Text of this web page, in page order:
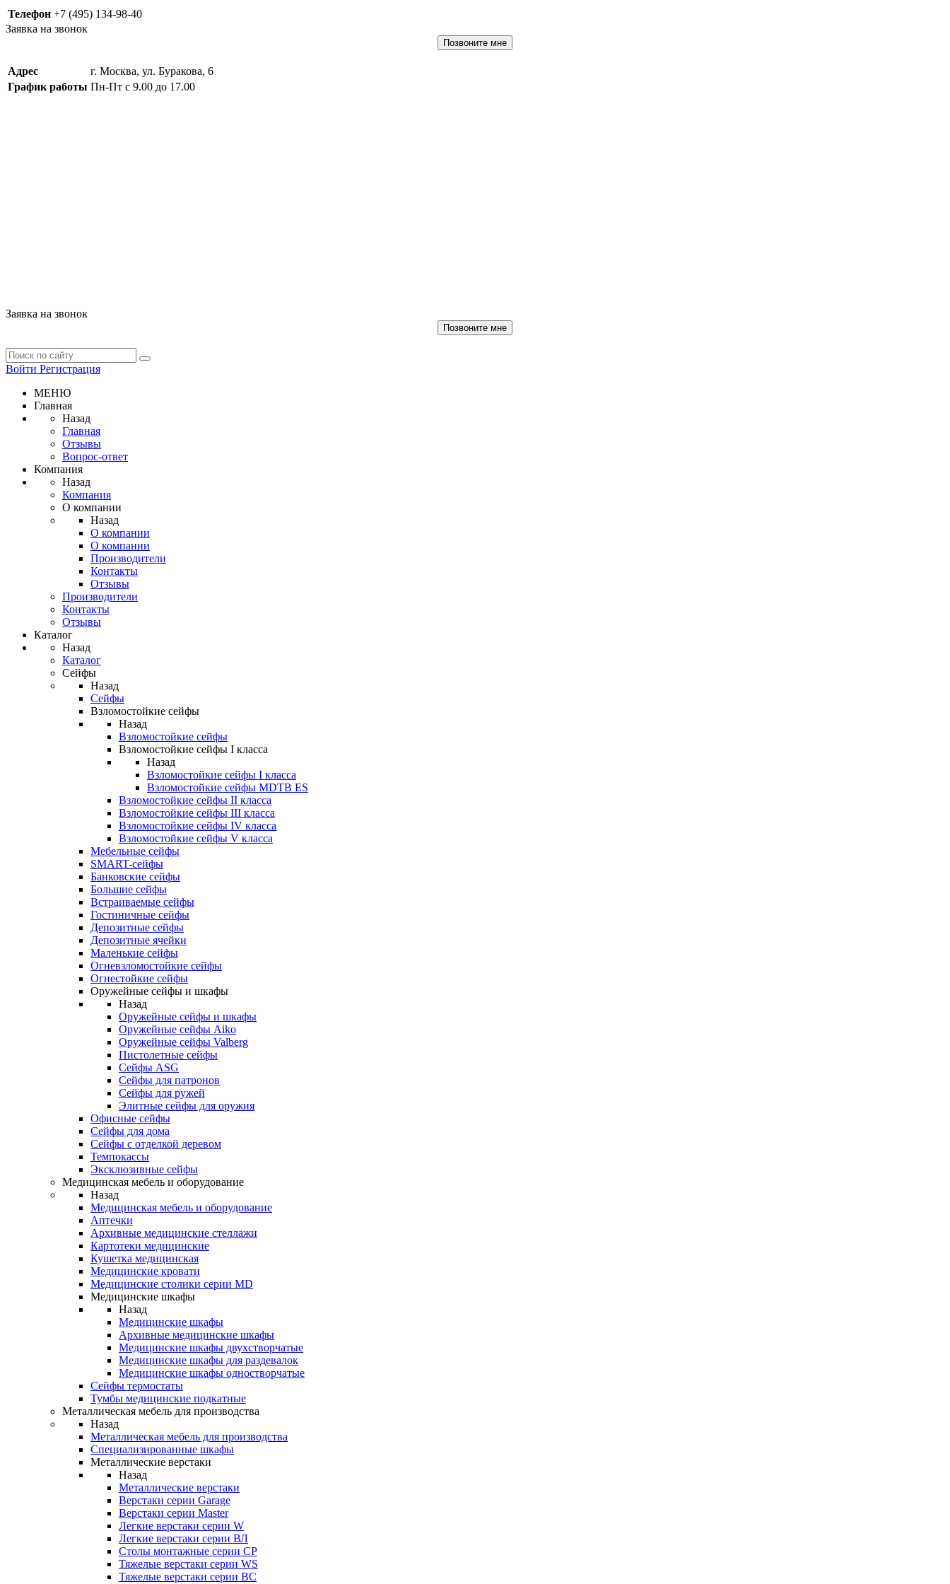
Телефон +7 (495) 134-98-40
Заявка на звонок
Позвоните мне
Адрес
г. Москва, ул. Буракова, 6
График работы Пн-Пт с 9.00 до 17.00
Заявка на звонок
Позвоните мне
Войти Регистрация
МЕНЮ
Главная
Назад
Главная
Отзывы
Вопрос-ответ
Компания
Назад
Компания
О компании
Назад
О компании
О компании
Производители
Контакты
Отзывы
Производители
Контакты
Отзывы
Каталог
Назад
Каталог
Сейфы
Назад
Сейфы
Взломостойкие сейфы
Назад
Взломостойкие сейфы
Взломостойкие сейфы I класса
Назад
Взломостойкие сейфы I класса
Взломостойкие сейфы MDTB ES
Взломостойкие сейфы II класса
Взломостойкие сейфы III класса
Взломостойкие сейфы IV класса
Взломостойкие сейфы V класса
Мебельные сейфы
SMART-сейфы
Банковские сейфы
Большие сейфы
Встраиваемые сейфы
Гостиничные сейфы
Депозитные сейфы
Депозитные ячейки
Маленькие сейфы
Огневзломостойкие сейфы
Огнестойкие сейфы
Оружейные сейфы и шкафы
Назад
Оружейные сейфы и шкафы
Оружейные сейфы Aiko
Оружейные сейфы Valberg
Пистолетные сейфы
Сейфы ASG
Сейфы для патронов
Сейфы для ружей
Элитные сейфы для оружия
Офисные сейфы
Сейфы для дома
Сейфы с отделкой деревом
Темпокассы
Эксклюзивные сейфы
Медицинская мебель и оборудование
Назад
Медицинская мебель и оборудование
Аптечки
Архивные медицинские стеллажи
Картотеки медицинские
Кушетка медицинская
Медицинские кровати
Медицинские столики серии MD
Медицинские шкафы
Назад
Медицинские шкафы
Архивные медицинские шкафы
Медицинские шкафы двухстворчатые
Медицинские шкафы для раздевалок
Медицинские шкафы одностворчатые
Сейфы термостаты
Тумбы медицинские подкатные
Металлическая мебель для производства
Назад
Металлическая мебель для производства
Cпециализированные шкафы
Металлические верстаки
Назад
Металлические верстаки
Верстаки серии Garage
Верстаки серии Master
Легкие верстаки серии W
Легкие верстаки серии ВЛ
Столы монтажные серии СР
Тяжелые верстаки серии WS
Тяжелые верстаки серии ВС